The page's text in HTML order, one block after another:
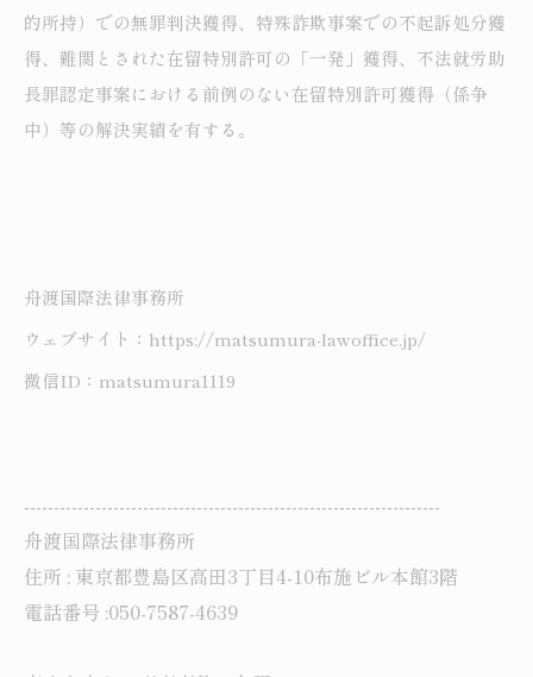
的所持）での無罪判決獲得、特殊詐欺事案での不起訴処分獲
得、難関とされた在留特別許可の「一発」獲得、不法就労助
長罪認定事案における前例のない在留特別許可獲得（係争
中）等の解決実績を有する。
舟渡国際法律事務所
ウェブサイト：https://matsumura-lawoffice.jp/
微信ID：matsumura1119
----------------------------------------------------------------------
舟渡国際法律事務所
住所 : 東京都豊島区高田3丁目4-10布施ビル本館3階
電話番号 :050-7587-4639